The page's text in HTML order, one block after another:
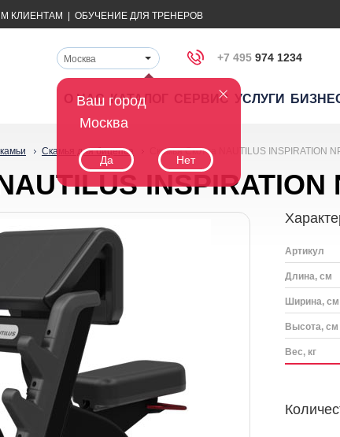
КЛИЕНТАМ ОБУЧЕНИЕ ДЛЯ ТРЕНЕРОВ
Ваш город
Москва
Да Нет
Москва +7 495 974 1234
О НАС КАТАЛОГ СЕРВИС УСЛУГИ
Скамья для бицепса Скамья Скотта NAUTILUS INSPIRATION
INSPIRATION
Артикул
Длина, см
Ширина, см
Высота, см
Вес, кг